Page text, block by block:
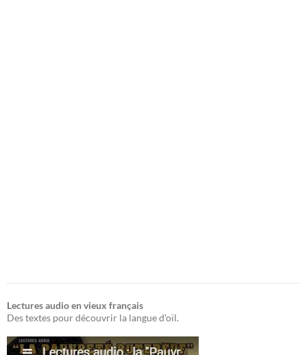
Lectures audio en vieux français
Des textes pour découvrir la langue d'oïl.